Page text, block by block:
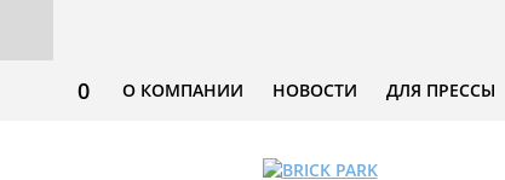
О КОМПАНИИ НОВОСТИ ДЛЯ ПРЕССЫ
0